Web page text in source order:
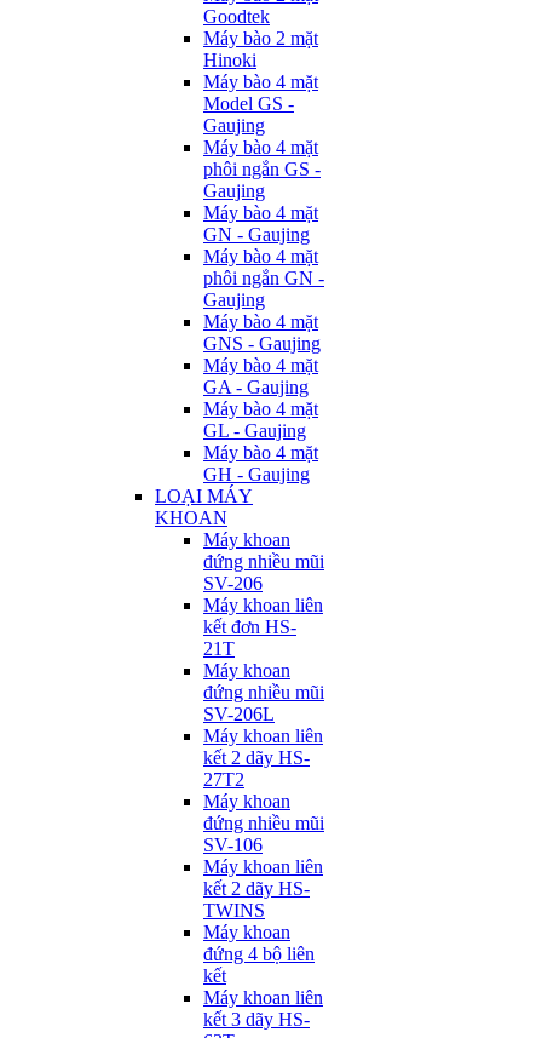
Goodtek
Máy bào 2 mặt
Hinoki
Máy bào 4 mặt
Model GS -
Gaujing
Máy bào 4 mặt
phôi ngắn GS -
Gaujing
Máy bào 4 mặt
GN - Gaujing
Máy bào 4 mặt
phôi ngắn GN -
Gaujing
Máy bào 4 mặt
GNS - Gaujing
Máy bào 4 mặt
GA - Gaujing
Máy bào 4 mặt
GL - Gaujing
Máy bào 4 mặt
GH - Gaujing
LOẠI MÁY
KHOAN
Máy khoan
đứng nhiều mũi
SV-206
Máy khoan liên
kết đơn HS-
21T
Máy khoan
đứng nhiều mũi
SV-206L
Máy khoan liên
kết 2 dãy HS-
27T2
Máy khoan
đứng nhiều mũi
SV-106
Máy khoan liên
kết 2 dãy HS-
TWINS
Máy khoan
đứng 4 bộ liên
kết
Máy khoan liên
kết 3 dãy HS-